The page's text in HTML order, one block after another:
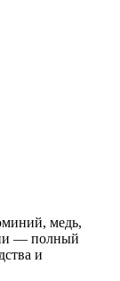
медь,
— полный
и